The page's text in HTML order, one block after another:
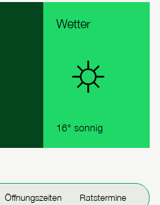
Öffnungszeiten Ratstermine
Wetter
16° sonnig